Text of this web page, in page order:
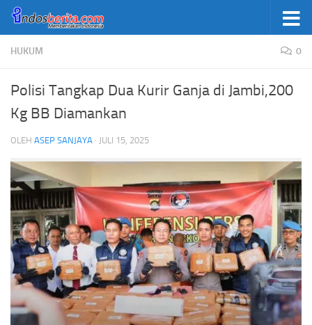
Skip to content
HUKUM 0
Polisi Tangkap Dua Kurir Ganja di Jambi,200
Kg BB Diamankan
OLEH ASEP SANJAYA · JULI 15, 2025